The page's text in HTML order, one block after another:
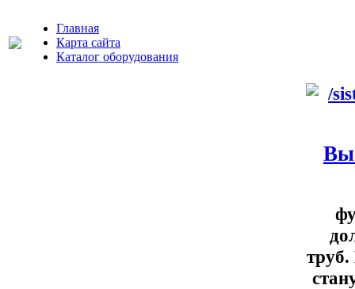
Главная
Карта сайта
Каталог оборудования
труб.